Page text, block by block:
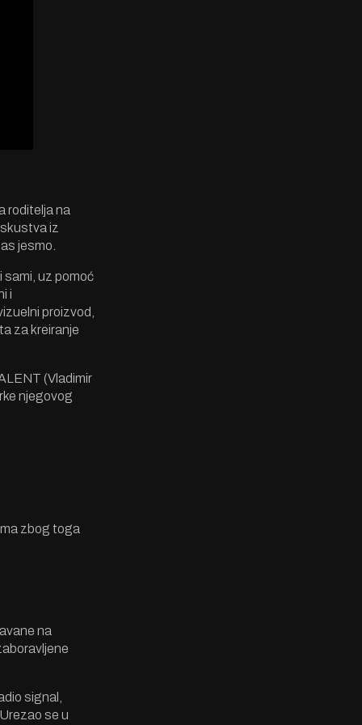
roditelja na
iz
jesmo.
sami, uz pomoć
i
proizvod,
za kreiranje
(Vladimir
njegovog
zbog toga
na
signal,
se u